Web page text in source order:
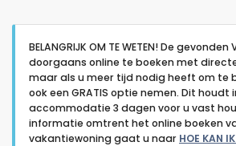
Type accommodatie
BELANGRIJK OM TE WETEN! De
doorgaans online te boeken met
maar als u meer tijd nodig heeft om te
ook een GRATIS optie nemen. Dit houdt
accommodatie 3 dagen voor u vast
informatie omtrent het online boeken
vakantiewoning gaat u naar HOE KAN